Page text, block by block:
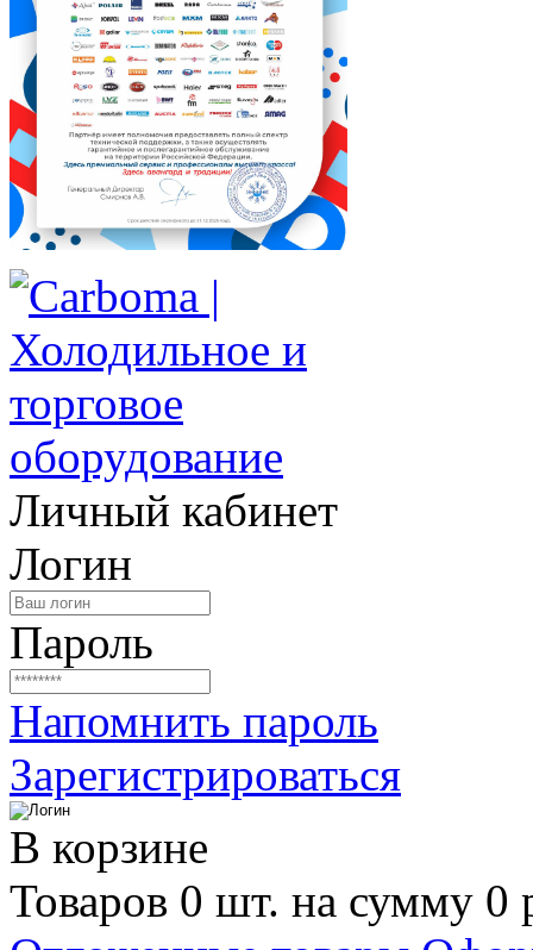
Личный кабинет
Логин
Пароль
Напомнить пароль
Зарегистрироваться
В корзине
Товаров 0 шт. на сумму 0